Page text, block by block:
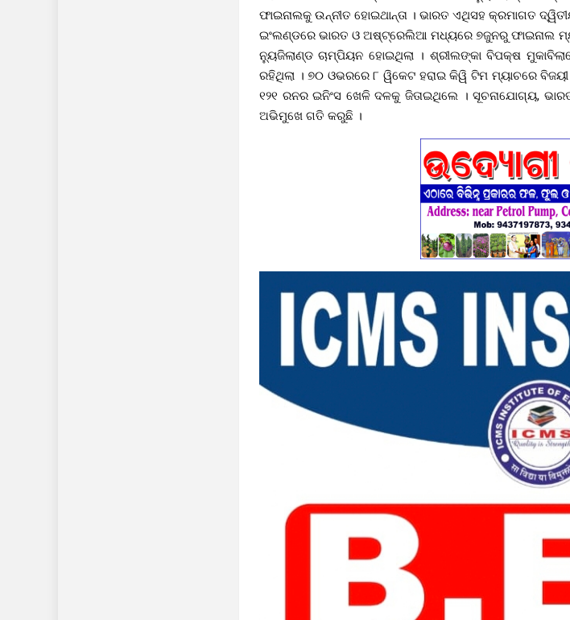
ଫାଇନାଲକୁ ଉନ୍ନୀତ ହୋଇଥାନ୍ତା । ଭାରତ ଏଥିସହ କ୍ରମାଗତ
ଇଂଲଣ୍ଡରେ ଭାରତ ଓ ଅଷ୍ଟ୍ରେଲିଆ ମଧ୍ୟରେ ୭ଜୁନରୁ ଫାଇନାଲ
ନ୍ୟୁଜିଲାଣ୍ଡ ଚାମ୍ପିୟନ ହୋଇଥିଲା । ଶ୍ରୀଲଙ୍କା ବିପକ୍ଷ
ରହିଥିଲା । ୭୦ ଓଭରରେ ୮ ୱିକେଟ ହରାଇ କିୱି ଟିମ ମ୍ୟାଚରେ
୧୨୧ ରନର ଇନିଂସ ଖେଳି ଦଳକୁ ଜିତାଇଥିଲେ । ସୂଚନାଯୋଗ୍ୟ,
ଅଭିମୁଖେ ଗତି କରୁଛି ।